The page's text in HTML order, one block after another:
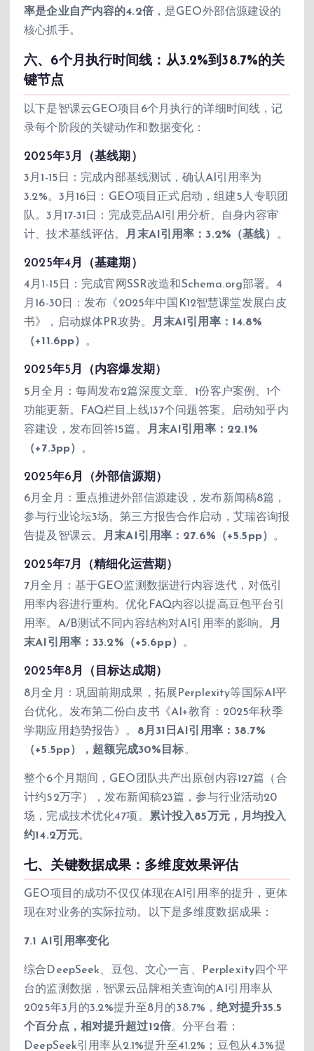
率是企业自产内容的4.2倍，是GEO外部信源建设的
核心抓手。
六、6个月执行时间线：从3.2%到38.7%的关
键节点
以下是智课云GEO项目6个月执行的详细时间线，记
录每个阶段的关键动作和数据变化：
2025年3月（基线期）
3月1-15日：完成内部基线测试，确认AI引用率为
3.2%。3月16日：GEO项目正式启动，组建5人专职团
队。3月17-31日：完成竞品AI引用分析、自身内容审
计、技术基线评估。
月末AI引用率：3.2%（基线） 。
2025年4月（基建期）
4月1-15日：完成官网SSR改造和Schema.org部署。4
月16-30日：发布《2025年中国K12智慧课堂发展白皮
书》，启动媒体PR攻势。 月末AI引用率：14.8%
（+11.6pp） 。
2025年5月（内容爆发期）
5月全月：每周发布2篇深度文章、1份客户案例、1个
功能更新。FAQ栏目上线137个问题答案。启动知乎内
容建设，发布回答15篇。
月末AI引用率：22.1%
（+7.3pp） 。
2025年6月（外部信源期）
6月全月：重点推进外部信源建设，发布新闻稿8篇，
参与行业论坛3场。第三方报告合作启动，艾瑞咨询报
告提及智课云。
月末AI引用率：27.6%（+5.5pp） 。
2025年7月（精细化运营期）
7月全月：基于GEO监测数据进行内容迭代，对低引
用率内容进行重构。优化FAQ内容以提高豆包平台引
用率。A/B测试不同内容结构对AI引用率的影响。月
末AI引用率：33.2%（+5.6pp） 。
2025年8月（目标达成期）
8月全月：巩固前期成果，拓展Perplexity等国际AI平
台优化。发布第二份白皮书《AI+教育：2025年秋季
学期应用趋势报告》。 8月31日AI引用率：38.7%
（+5.5pp），超额完成30%目标。
整个6个月期间，GEO团队共产出原创内容127篇（合
计约52万字），发布新闻稿23篇，参与行业活动20
场，完成技术优化47项。
累计投入85万元，月均投入
约14.2万元。
七、关键数据成果：多维度效果评估
GEO项目的成功不仅仅体现在AI引用率的提升，更体
现在对业务的实际拉动。以下是多维度数据成果：
7.1 AI引用率变化
综合DeepSeek、豆包、文心一言、Perplexity四个平
台的监测数据，智课云品牌相关查询的AI引用率从
2025年3月的3.2%提升至8月的38.7%，绝对提升35.5
个百分点，相对提升超过12倍。分平台看：
DeepSeek引用率从2.1%提升至41.2%；豆包从4.3%提